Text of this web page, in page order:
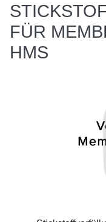
FÜR
HMS